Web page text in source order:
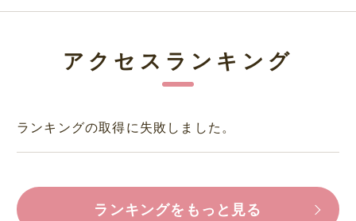
アクセスランキング
ランキングの取得に失敗しました。
ランキングをもっと見る